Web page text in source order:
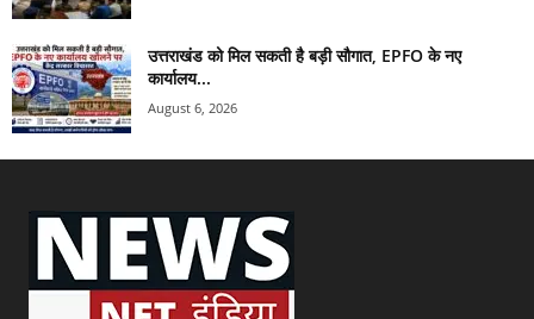
उत्तराखंड को मिल सकती है बड़ी सौगात, EPFO के नए
कार्यालय...
August 6, 2026